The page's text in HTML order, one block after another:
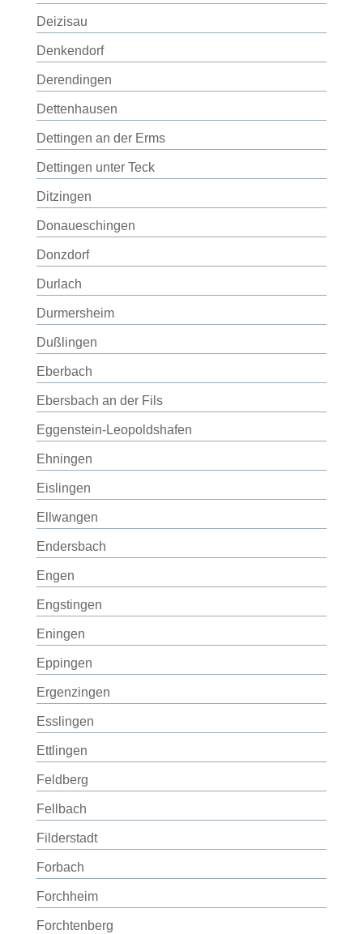
Deizisau
Denkendorf
Derendingen
Dettenhausen
Dettingen an der Erms
Dettingen unter Teck
Ditzingen
Donaueschingen
Donzdorf
Durlach
Durmersheim
Dußlingen
Eberbach
Ebersbach an der Fils
Eggenstein-Leopoldshafen
Ehningen
Eislingen
Ellwangen
Endersbach
Engen
Engstingen
Eningen
Eppingen
Ergenzingen
Esslingen
Ettlingen
Feldberg
Fellbach
Filderstadt
Forbach
Forchheim
Forchtenberg